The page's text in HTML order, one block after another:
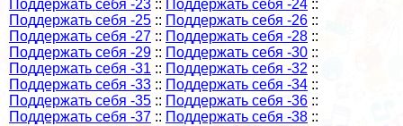
Поддержать себя -23 :: Поддержать себя -24 ::
Поддержать себя -25 :: Поддержать себя -26 ::
Поддержать себя -27 :: Поддержать себя -28 ::
Поддержать себя -29 :: Поддержать себя -30 ::
Поддержать себя -31 :: Поддержать себя -32 ::
Поддержать себя -33 :: Поддержать себя -34 ::
Поддержать себя -35 :: Поддержать себя -36 ::
Поддержать себя -37 :: Поддержать себя -38 ::